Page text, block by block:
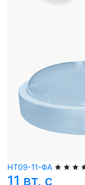
НТ09-11-ФА
11 вт, с